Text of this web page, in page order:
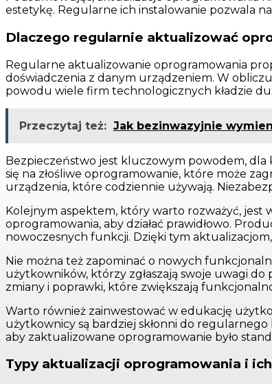
estetykę. Regularne ich instalowanie pozwala
Dlaczego regularnie aktualizować
Regularne aktualizowanie oprogramowania
doświadczenia z danym urządzeniem. W
powodu wiele firm technologicznych kładzie
Przeczytaj też: Jak bezinwazyjnie
Bezpieczeństwo jest kluczowym powodem, dla
się na złośliwe oprogramowanie, które może
urządzenia, które codziennie używają.
Kolejnym aspektem, który warto rozważyć, jest
oprogramowania, aby działać prawidłowo.
nowoczesnych funkcji. Dzięki tym
Nie można też zapominać o nowych
użytkowników, którzy zgłaszają swoje uwagi
zmiany i poprawki, które zwiększają
Warto również zainwestować w edukację
użytkownicy są bardziej skłonni do
aby zaktualizowane oprogramowanie było
Typy aktualizacji oprogramowania i